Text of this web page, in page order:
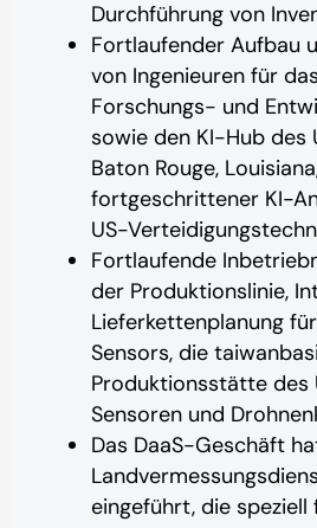
Durchführung von
Fortlaufender Aufbau
von Ingenieuren für
Forschungs- und
sowie den KI-Hub des
Baton Rouge,
fortgeschrittener KI-
US-
Fortlaufende
der Produktionslinie,
Lieferkettenplanung
Sensors, die
Produktionsstätte des
Sensoren und
Das DaaS-Geschäft
eingeführt, die